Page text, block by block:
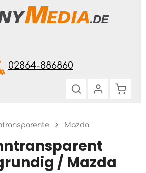
02864-886860
Mazda
/ Mazda